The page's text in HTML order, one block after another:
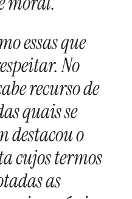
essas que
No
recurso de
quais se
destacou o
cujos termos
as